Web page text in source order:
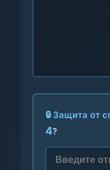
🔒 Защита от
4?